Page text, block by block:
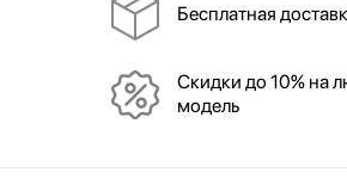
Бесплатная
Скидки до 10% на
модель